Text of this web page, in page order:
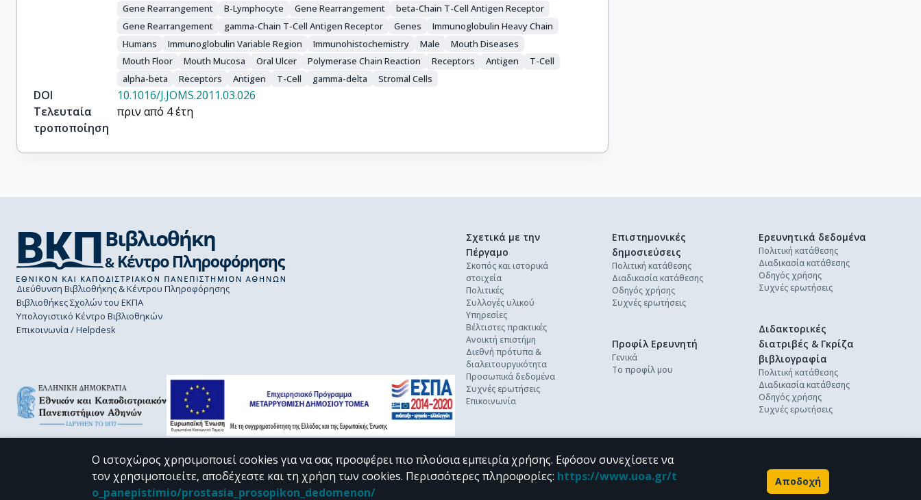
Gene Rearrangement
B-Lymphocyte Gene Rearrangement
beta-Chain T-Cell Antigen Receptor
Gene Rearrangement
gamma-Chain T-Cell Antigen Receptor Genes
Immunoglobulin Heavy Chain
Humans
Immunoglobulin Variable Region Immunohistochemistry Male
Mouth Diseases
Mouth Floor
Mouth Mucosa Oral Ulcer Polymerase Chain Reaction Receptors Antigen
T-Cell
alpha-beta
Receptors Antigen T-Cell gamma-delta Stromal Cells
DOI
10.1016/J.JOMS.2011.03.026
Τελευταία
τροποποίηση
πριν από 4 έτη
Διεύθυνση Βιβλιοθήκης & Κέντρου Πληροφόρησης
Βιβλιοθήκες Σχολών του ΕΚΠΑ
Υπολογιστικό Κέντρο Βιβλιοθηκών
Επικοινωνία / Helpdesk
Σχετικά με την
Πέργαμο
Σκοπός και ιστορικά
στοιχεία
Πολιτικές
Συλλογές υλικού
Υπηρεσίες
Βέλτιστες πρακτικές
Ανοικτή επιστήμη
Διεθνή πρότυπα &
διαλειτουργικότητα
Προσωπικά δεδομένα
Συχνές ερωτήσεις
Επικοινωνία
Επιστημονικές
δημοσιεύσεις
Πολιτική κατάθεσης
Διαδικασία κατάθεσης
Οδηγός χρήσης
Συχνές ερωτήσεις
Ερευνητικά δεδομένα
Πολιτική κατάθεσης
Διαδικασία κατάθεσης
Οδηγός χρήσης
Συχνές ερωτήσεις
Διδακτορικές
διατριβές & Γκρίζα
βιβλιογραφία
Πολιτική κατάθεσης
Διαδικασία κατάθεσης
Οδηγός χρήσης
Συχνές ερωτήσεις
Προφίλ Ερευνητή
Γενικά
Το προφίλ μου
CC BY-NC 4.0
Ο ιστοχώρος χρησιμοποιεί cookies για να σας προσφέρει πιο πλούσια εμπειρία χρήσης. Εφόσον συνεχίσετε να
τον χρησιμοποιείτε, αποδέχεστε και τη χρήση των cookies. Περισσότερες πληροφορίες: https://www.uoa.gr/t
o_panepistimio/prostasia_prosopikon_dedomenon/
Αποδοχή